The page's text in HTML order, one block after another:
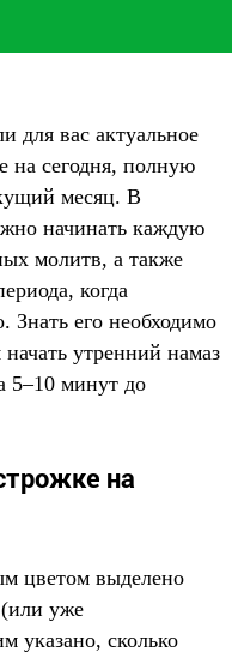
для вас актуальное
на сегодня, полную
месяц. В
начинать каждую
молитв, а также
когда
Знать его необходимо
утренний намаз
5–10 минут до
на
цветом выделено
(или уже
указано, сколько